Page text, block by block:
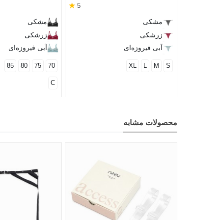
5
★
مشکی
زرشکی
آبی فیروزه‌ای
S
M
L
XL
مشکی
زرشکی
آبی فیروزه‌ای
70
75
80
85
C
محصولات مشابه